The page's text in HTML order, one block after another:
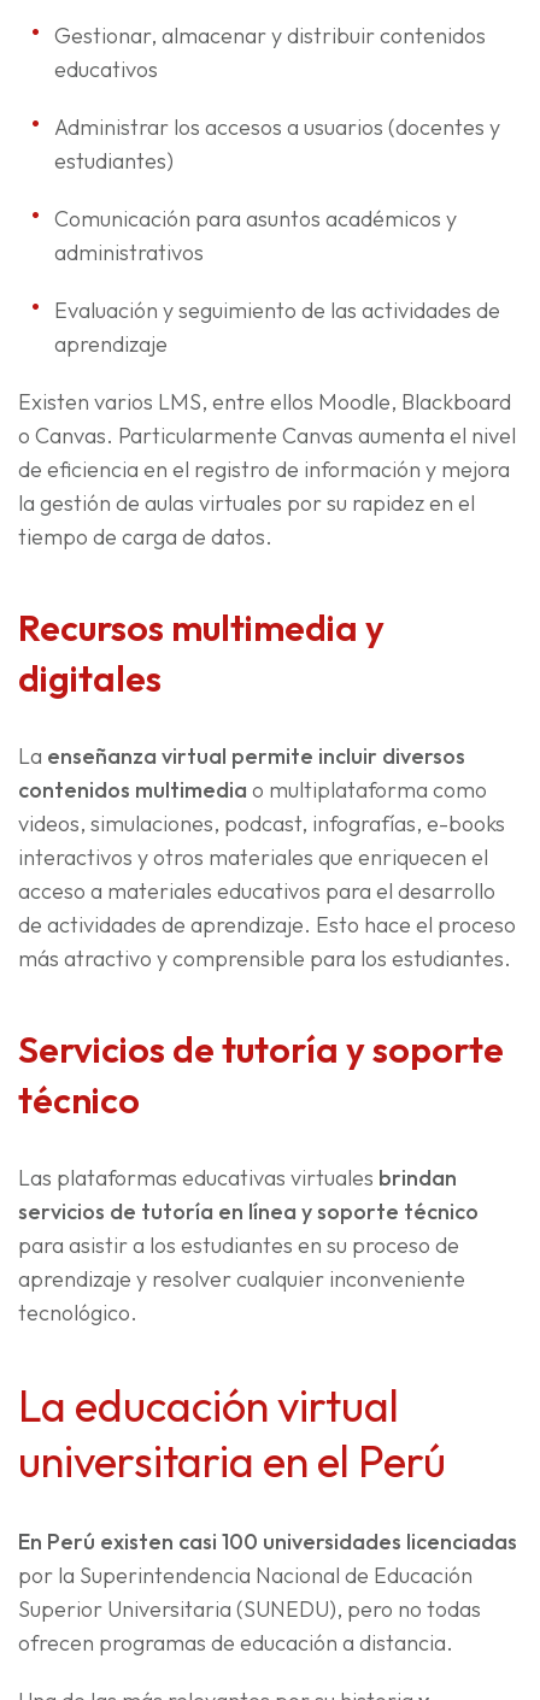
Gestionar, almacenar y distribuir contenidos
educativos
Administrar los accesos a usuarios (docentes y
estudiantes)
Comunicación para asuntos académicos y
administrativos
Evaluación y seguimiento de las actividades de
aprendizaje
Existen varios LMS, entre ellos Moodle, Blackboard
o Canvas. Particularmente Canvas aumenta el nivel
de eficiencia en el registro de información y mejora
la gestión de aulas virtuales por su rapidez en el
tiempo de carga de datos.
Recursos multimedia y
digitales
La enseñanza virtual permite incluir diversos
contenidos multimedia o multiplataforma como
videos, simulaciones, podcast, infografías, e-books
interactivos y otros materiales que enriquecen el
acceso a materiales educativos para el desarrollo
de actividades de aprendizaje. Esto hace el proceso
más atractivo y comprensible para los estudiantes.
Servicios de tutoría y soporte
técnico
Las plataformas educativas virtuales brindan
servicios de tutoría en línea y soporte técnico
para asistir a los estudiantes en su proceso de
aprendizaje y resolver cualquier inconveniente
tecnológico.
La educación virtual
universitaria en el Perú
En Perú existen casi 100 universidades licenciadas
por la Superintendencia Nacional de Educación
Superior Universitaria (SUNEDU), pero no todas
ofrecen programas de educación a distancia.